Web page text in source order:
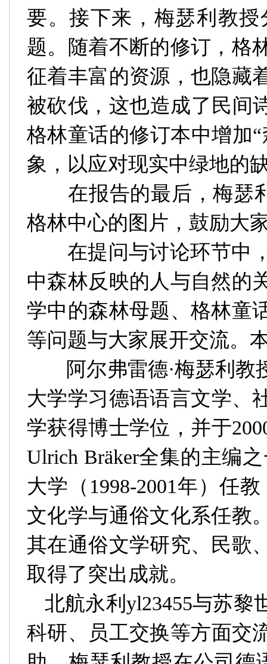
要。接下来， 梅瑟利教授
题。随着不断的修订，格
征着丰富的资源，也隐藏
被砍伐，这也造成了民间
格林童话的修订本中增加
象，以应对现实中绿地的
在报告的最后，梅瑟
格林中心的图片，鼓励大
在提问与讨论环节中
中森林反映的人与自然的
学中的森林母题、格林童
等问题与大家展开交流。
阿尔弗雷德·梅瑟利教
大学学习德语语言文学、
学获得博士学位，并于
Ulrich Bräker全集的主编
大学（ 1998-2001年）任教
文化学与通俗文化系任教
其在通俗文学研究、民歌
取得了突出成就。
北航永利yl23455与苏黎
科研、员工交换等方面交